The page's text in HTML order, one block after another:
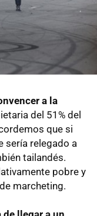
a la
del 51% del
que si
sería relegado a
tailandés.
pobre y
marcheting.